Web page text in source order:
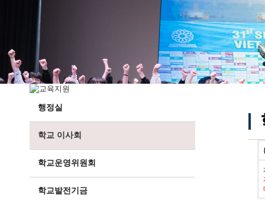
교직원현황
학생현황
위치/전화
전경사진
행정실
학교 이사회
학교운영위원회
학교발전기금